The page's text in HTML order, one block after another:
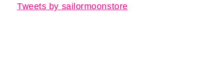
Tweets by sailormoonstore